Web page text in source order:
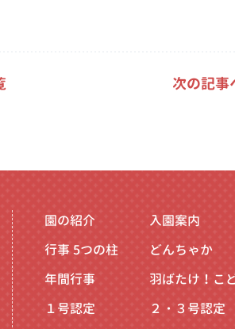
次の記事
園の紹介
行事5つの柱
年間行事
１号認定
入園案内
どんちゃか
羽ばたけ！こ
２・３号認定